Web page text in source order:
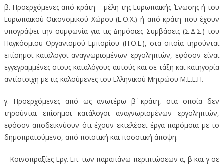
β. Προερχόμενες από κράτη – μέλη της Ευρωπαϊκής Ένωσης ή του
Ευρωπαϊκού Οικονομικού Χώρου (Ε.Ο.Χ.) ή από κράτη που έχουν
υπογράψει την συμφωνία για τις Δημόσιες Συμβάσεις (Σ.Δ.Σ.) του
Παγκόσμιου Οργανισμού Εμπορίου (Π.Ο.Ε.), στα οποία τηρούνται
επίσημοι κατάλογοι αναγνωρισμένων εργοληπτών, εφόσον είναι
εγγεγραμμένες στους καταλόγους αυτούς και σε τάξη και κατηγορία
αντίστοιχη με τις καλούμενες του Ελληνικού Μητρώου Μ.Ε.Ε.Π.
γ. Προερχόμενες από ως ανωτέρω β΄ κράτη, στα οποία δεν
τηρούνται επίσημοι κατάλογοι αναγνωρισμένων εργοληπτών,
εφόσον αποδεικνύουν ότι έχουν εκτελέσει έργα παρόμοια με το
δημοπρατούμενο, από ποιοτική και ποσοτική άποψη.
– Κοινοπραξίες Εργ. Επ. των παραπάνω περιπτώσεων α, β και γ σε